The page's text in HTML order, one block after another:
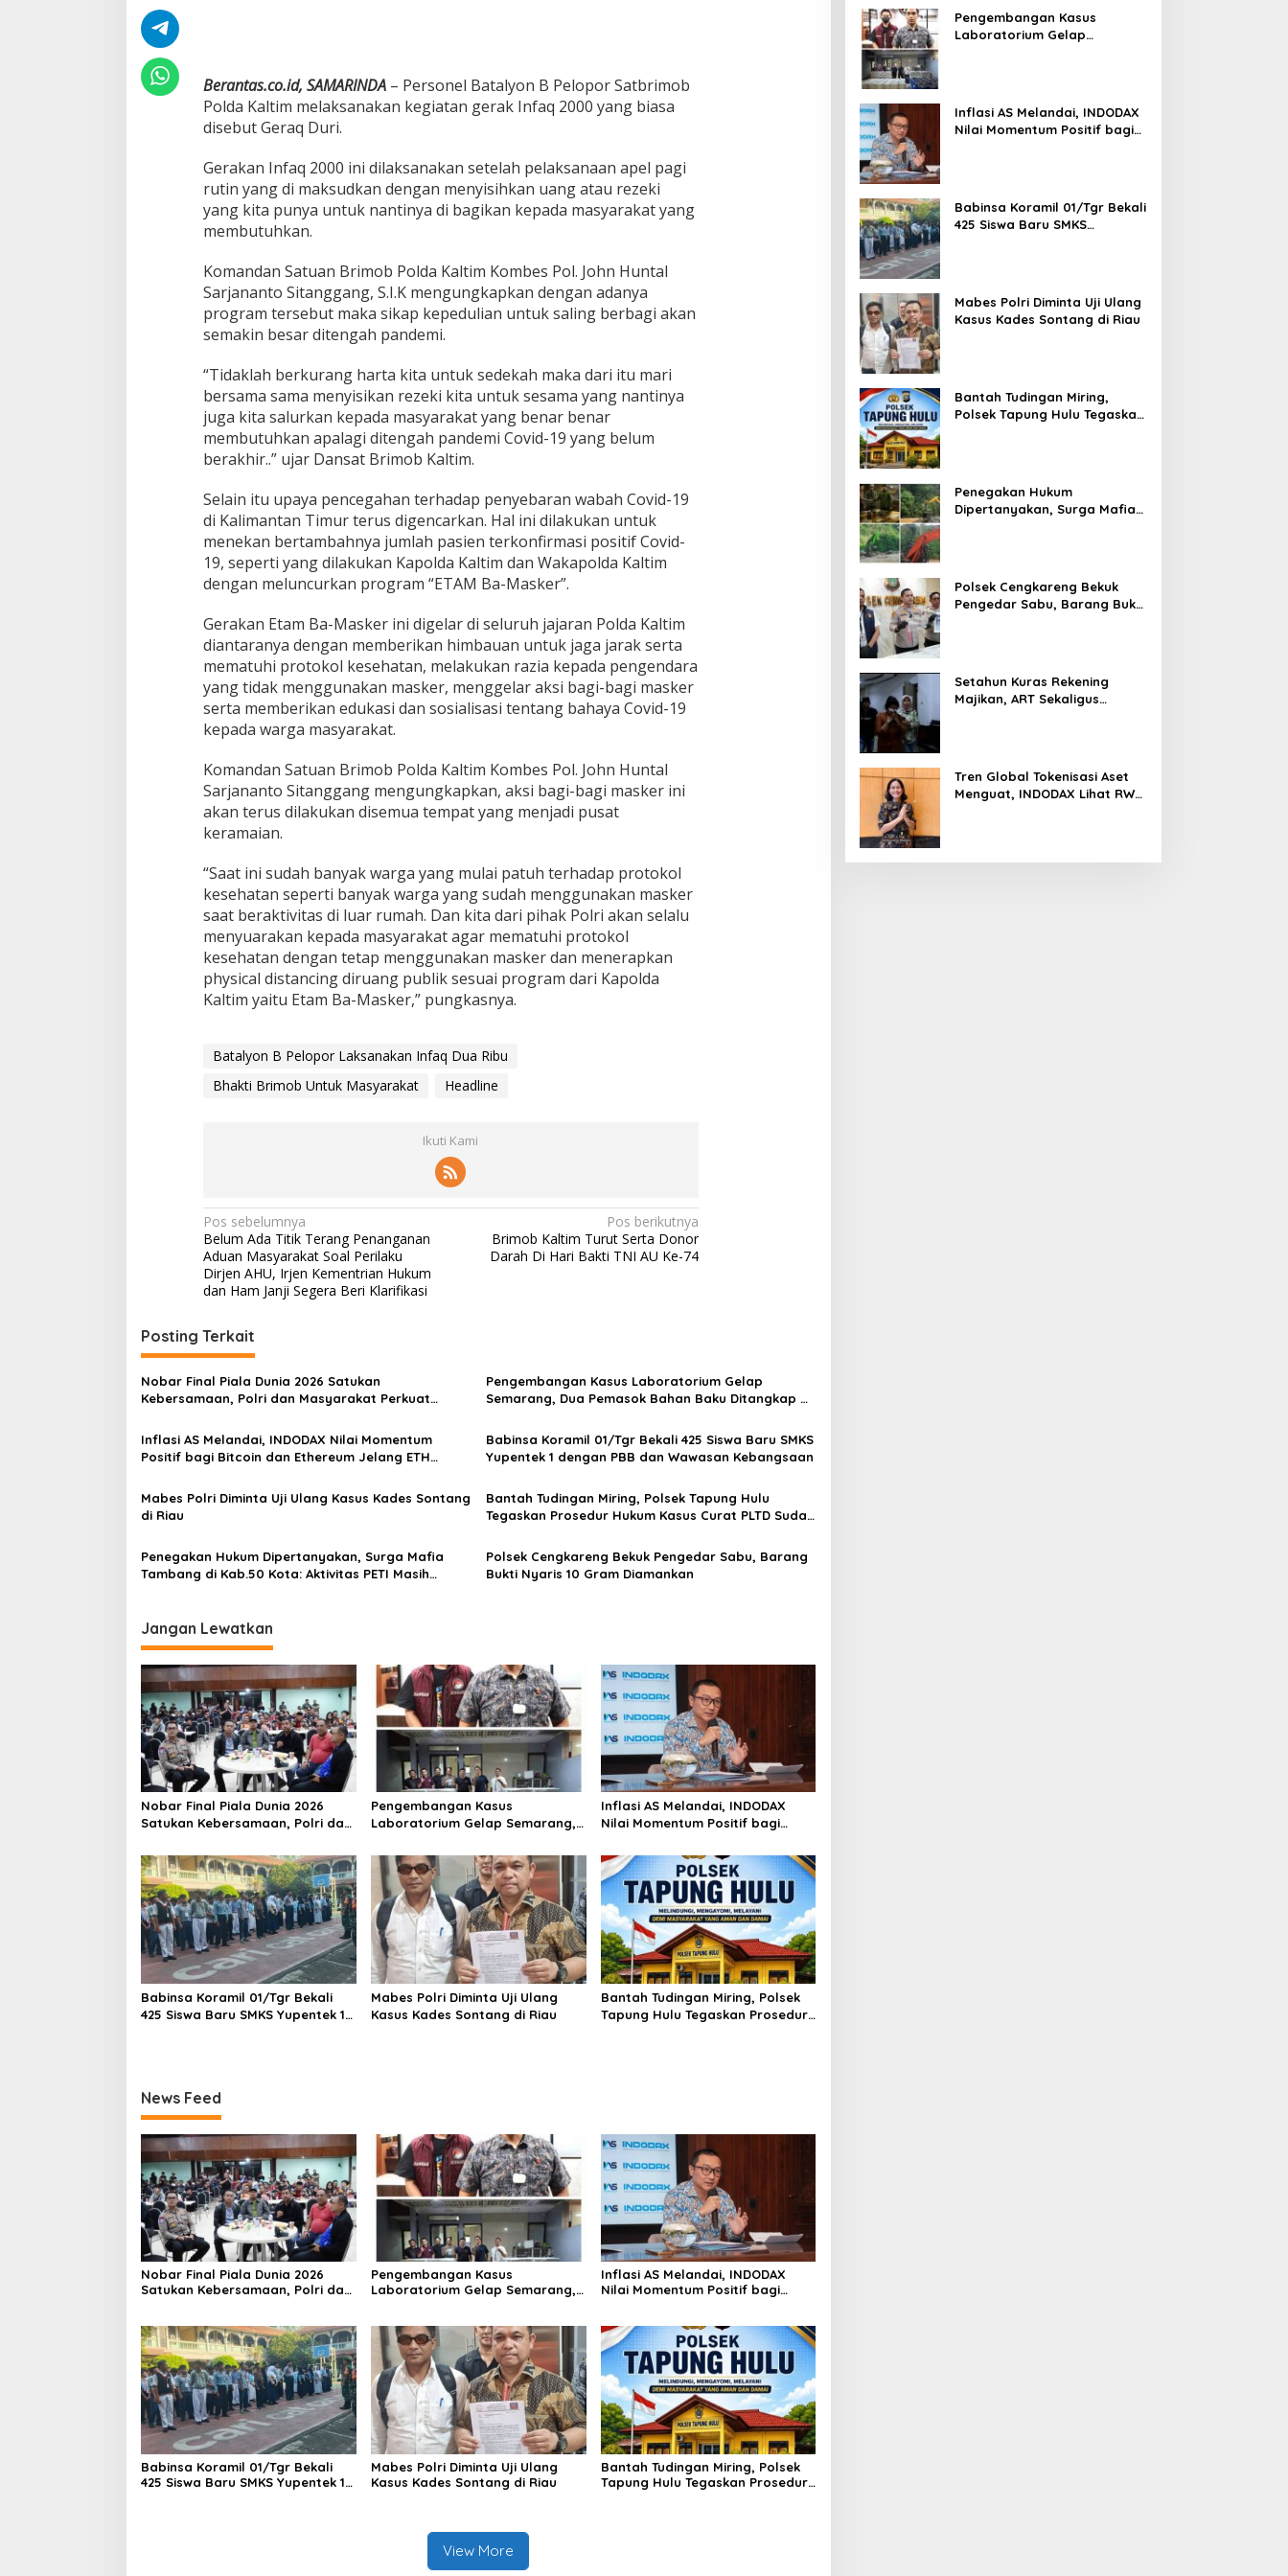
a
r
a
a
,
B
a
a
l
y
o
n
P
e
o
p
o
a
k
s
a
a
a
n
I
n
f
a
q
u
a
R
i
b
Berantas.co.id, SAMARINDA– Personel Batalyon B Pelopor Satbrimob
Polda Kaltim melaksanakan kegiatan gerak Infaq 2000 yang biasa
disebut Geraq Duri.
Gerakan Infaq 2000 ini dilaksanakan setelah pelaksanaan apel pagi
rutin yang di maksudkan dengan menyisihkan uang atau rezeki
yang kita punya untuk nantinya di bagikan kepada masyarakat yang
membutuhkan.
Komandan Satuan Brimob Polda Kaltim Kombes Pol. John Huntal
Sarjananto Sitanggang, S.I.K mengungkapkan dengan adanya
program tersebut maka sikap kepedulian untuk saling berbagi akan
semakin besar ditengah pandemi.
“Tidaklah berkurang harta kita untuk sedekah maka dari itu mari
bersama sama menyisikan rezeki kita untuk sesama yang nantinya
juga kita salurkan kepada masyarakat yang benar benar
membutuhkan apalagi ditengah pandemi Covid-19 yang belum
berakhir..” ujar Dansat Brimob Kaltim.
Selain itu upaya pencegahan terhadap penyebaran wabah Covid-19
di Kalimantan Timur terus digencarkan. Hal ini dilakukan untuk
menekan bertambahnya jumlah pasien terkonfirmasi positif Covid-
19, seperti yang dilakukan Kapolda Kaltim dan Wakapolda Kaltim
dengan meluncurkan program “ETAM Ba-Masker”.
Gerakan Etam Ba-Masker ini digelar di seluruh jajaran Polda Kaltim
diantaranya dengan memberikan himbauan untuk jaga jarak serta
mematuhi protokol kesehatan, melakukan razia kepada pengendara
yang tidak menggunakan masker, menggelar aksi bagi-bagi masker
serta memberikan edukasi dan sosialisasi tentang bahaya Covid-19
kepada warga masyarakat.
Komandan Satuan Brimob Polda Kaltim Kombes Pol. John Huntal
Sarjananto Sitanggang mengungkapkan, aksi bagi-bagi masker ini
akan terus dilakukan disemua tempat yang menjadi pusat
keramaian.
“Saat ini sudah banyak warga yang mulai patuh terhadap protokol
kesehatan seperti banyak warga yang sudah menggunakan masker
saat beraktivitas di luar rumah. Dan kita dari pihak Polri akan selalu
menyuarakan kepada masyarakat agar mematuhi protokol
kesehatan dengan tetap menggunakan masker dan menerapkan
physical distancing diruang publik sesuai program dari Kapolda
Kaltim yaitu Etam Ba-Masker,” pungkasnya.
Batalyon B Pelopor Laksanakan Infaq Dua Ribu
Bhakti Brimob Untuk Masyarakat
Headline
Ikuti Kami
N
a
v
i
g
a
s
i
p
o
s
Pos sebelumnya
Belum Ada Titik Terang Penanganan
Aduan Masyarakat Soal Perilaku
Dirjen AHU, Irjen Kementrian Hukum
dan Ham Janji Segera Beri Klarifikasi
Pos berikutnya
Brimob Kaltim Turut Serta Donor
Darah Di Hari Bakti TNI AU Ke-74
Posting Terkait
Nobar Final Piala Dunia 2026 Satukan
Kebersamaan, Polri dan Masyarakat Perkuat
Pengembangan Kasus Laboratorium Gelap
Semarang, Dua Pemasok Bahan Baku Ditangkap di
Inflasi AS Melandai, INDODAX Nilai Momentum
Positif bagi Bitcoin dan Ethereum Jelang ETH
Babinsa Koramil 01/Tgr Bekali 425 Siswa Baru SMKS
Yupentek 1 dengan PBB dan Wawasan Kebangsaan
Mabes Polri Diminta Uji Ulang Kasus Kades Sontang
di Riau
Bantah Tudingan Miring, Polsek Tapung Hulu
Tegaskan Prosedur Hukum Kasus Curat PLTD Sudah
Penegakan Hukum Dipertanyakan, Surga Mafia
Tambang di Kab.50 Kota: Aktivitas PETI Masih
Polsek Cengkareng Bekuk Pengedar Sabu, Barang
Bukti Nyaris 10 Gram Diamankan
Jangan Lewatkan
Nobar Final Piala Dunia 2026
Satukan Kebersamaan, Polri dan
di Jakarta Barat
Pengembangan Kasus
Laboratorium Gelap Semarang,
Ditangkap di Cakung Hingga Sita
1,5 Ton Bahan Baku
Inflasi AS Melandai, INDODAX
Nilai Momentum Positif bagi
Genesis Day
Babinsa Koramil 01/Tgr Bekali
425 Siswa Baru SMKS Yupentek 1
Mabes Polri Diminta Uji Ulang
Kasus Kades Sontang di Riau
Bantah Tudingan Miring, Polsek
Tapung Hulu Tegaskan Prosedur
News Feed
Nobar Final Piala Dunia 2026
Satukan Kebersamaan, Polri dan
Pengembangan Kasus
Laboratorium Gelap Semarang,
1,5 Ton Bahan Baku
Inflasi AS Melandai, INDODAX
Nilai Momentum Positif bagi
Babinsa Koramil 01/Tgr Bekali
425 Siswa Baru SMKS Yupentek 1
Mabes Polri Diminta Uji Ulang
Kasus Kades Sontang di Riau
Bantah Tudingan Miring, Polsek
Tapung Hulu Tegaskan Prosedur
View More
Pengembangan Kasus
Laboratorium Gelap
Bahan Baku
Inflasi AS Melandai, INDODAX
Nilai Momentum Positif bagi
Babinsa Koramil 01/Tgr Bekali
425 Siswa Baru SMKS
Mabes Polri Diminta Uji Ulang
Kasus Kades Sontang di Riau
Bantah Tudingan Miring,
Polsek Tapung Hulu Tegaskan
Penegakan Hukum
Dipertanyakan, Surga Mafia
Rusak
Polsek Cengkareng Bekuk
Pengedar Sabu, Barang Bukti
Setahun Kuras Rekening
Majikan, ART Sekaligus
Tren Global Tokenisasi Aset
Menguat, INDODAX Lihat RWA